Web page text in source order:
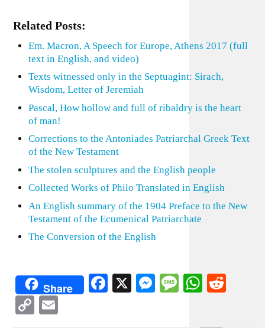
Related Posts:
Em. Macron, A Speech for Europe, Athens 2017 (full
text in English, and video)
Texts witnessed only in the Septuagint: Sirach,
Wisdom, Letter of Jeremiah
Pascal, How hollow and full of ribaldry is the heart
of man!
Corrections to the Antoniades Patriarchal Greek Text
of the New Testament
The stolen sculptures and the English people
Collected Works of Philo Translated in English
An English summary of the 1904 Preface to the New
Testament of the Ecumenical Patriarchate
The Conversion of the English
Share Facebook
X Messenger
Message
Copy